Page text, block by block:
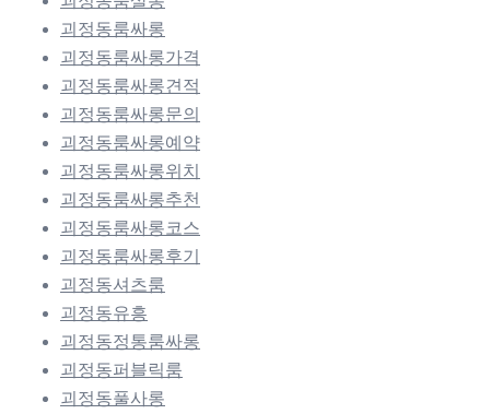
괴정동룸싸롱
괴정동룸싸롱가격
괴정동룸싸롱견적
괴정동룸싸롱문의
괴정동룸싸롱예약
괴정동룸싸롱위치
괴정동룸싸롱추천
괴정동룸싸롱코스
괴정동룸싸롱후기
괴정동셔츠룸
괴정동유흥
괴정동정통룸싸롱
괴정동퍼블릭룸
괴정동풀사롱